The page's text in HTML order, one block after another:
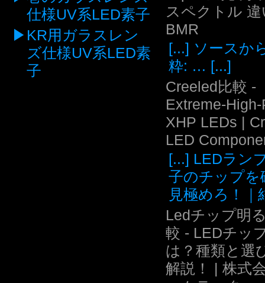
仕様UV系LED素子
KR用ガラスレン
ズ仕様UV系LED素
子
スペクトル 違
BMR
[...] ソースか
粋: … [...]
Creeled比較 -
Extreme-
XHP LEDs |
LED
[...] LEDラン
子のチップを
見極めろ！｜
Ledチップ明
較 - LEDチッ
は？種類と選
解説！ | 株式